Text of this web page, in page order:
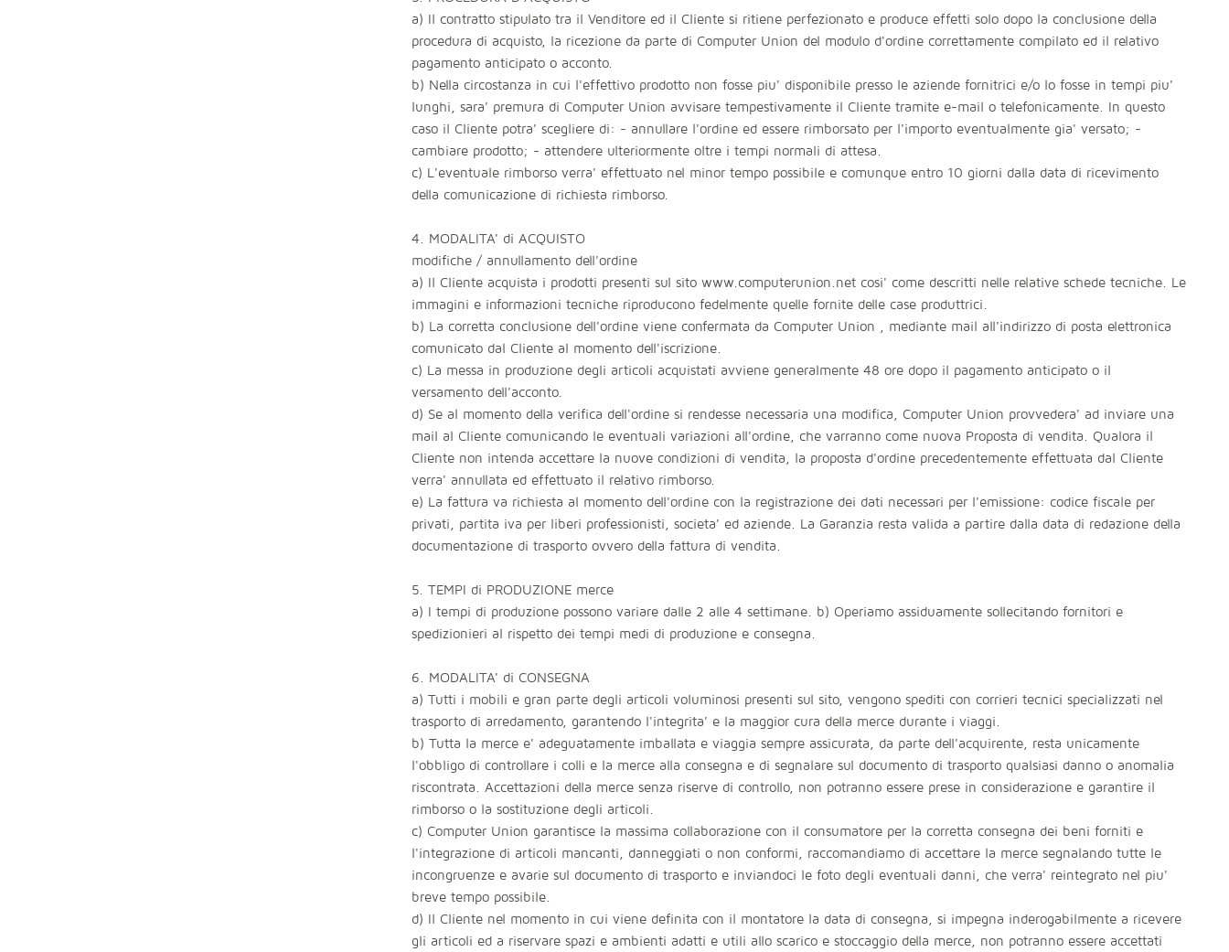
a) Il contratto stipulato tra il Venditore ed il Cliente si ritiene perfezionato e produce effetti solo dopo la conclusione della
procedura di acquisto, la ricezione da parte di Computer Union del modulo d'ordine correttamente compilato ed il relativo
pagamento anticipato o acconto.
b) Nella circostanza in cui l'effettivo prodotto non fosse piu' disponibile presso le aziende fornitrici e/o lo fosse in tempi piu'
lunghi, sara' premura di Computer Union avvisare tempestivamente il Cliente tramite e-mail o telefonicamente. In questo
caso il Cliente potra' scegliere di: - annullare l'ordine ed essere rimborsato per l'importo eventualmente gia' versato; -
cambiare prodotto; - attendere ulteriormente oltre i tempi normali di attesa.
c) L'eventuale rimborso verra' effettuato nel minor tempo possibile e comunque entro 10 giorni dalla data di ricevimento
della comunicazione di richiesta rimborso.
4. MODALITA' di ACQUISTO
modifiche / annullamento dell'ordine
a) Il Cliente acquista i prodotti presenti sul sito www.computerunion.net cosi' come descritti nelle relative schede tecniche. Le
immagini e informazioni tecniche riproducono fedelmente quelle fornite delle case produttrici.
b) La corretta conclusione dell'ordine viene confermata da Computer Union , mediante mail all'indirizzo di posta elettronica
comunicato dal Cliente al momento dell'iscrizione.
c) La messa in produzione degli articoli acquistati avviene generalmente 48 ore dopo il pagamento anticipato o il
versamento dell'acconto.
d) Se al momento della verifica dell'ordine si rendesse necessaria una modifica, Computer Union provvedera' ad inviare una
mail al Cliente comunicando le eventuali variazioni all'ordine, che varranno come nuova Proposta di vendita. Qualora il
Cliente non intenda accettare la nuove condizioni di vendita, la proposta d'ordine precedentemente effettuata dal Cliente
verra' annullata ed effettuato il relativo rimborso.
e) La fattura va richiesta al momento dell'ordine con la registrazione dei dati necessari per l'emissione: codice fiscale per
privati, partita iva per liberi professionisti, societa' ed aziende. La Garanzia resta valida a partire dalla data di redazione della
documentazione di trasporto ovvero della fattura di vendita.
5. TEMPI di PRODUZIONE merce
a) I tempi di produzione possono variare dalle 2 alle 4 settimane. b) Operiamo assiduamente sollecitando fornitori e
spedizionieri al rispetto dei tempi medi di produzione e consegna.
6. MODALITA' di CONSEGNA
a) Tutti i mobili e gran parte degli articoli voluminosi presenti sul sito, vengono spediti con corrieri tecnici specializzati nel
trasporto di arredamento, garantendo l'integrita' e la maggior cura della merce durante i viaggi.
b) Tutta la merce e' adeguatamente imballata e viaggia sempre assicurata, da parte dell'acquirente, resta unicamente
l'obbligo di controllare i colli e la merce alla consegna e di segnalare sul documento di trasporto qualsiasi danno o anomalia
riscontrata. Accettazioni della merce senza riserve di controllo, non potranno essere prese in considerazione e garantire il
rimborso o la sostituzione degli articoli.
c) Computer Union garantisce la massima collaborazione con il consumatore per la corretta consegna dei beni forniti e
l'integrazione di articoli mancanti, danneggiati o non conformi, raccomandiamo di accettare la merce segnalando tutte le
incongruenze e avarie sul documento di trasporto e inviandoci le foto degli eventuali danni, che verra' reintegrato nel piu'
breve tempo possibile.
d) Il Cliente nel momento in cui viene definita con il montatore la data di consegna, si impegna inderogabilmente a ricevere
gli articoli ed a riservare spazi e ambienti adatti e utili allo scarico e stoccaggio della merce, non potranno essere accettati